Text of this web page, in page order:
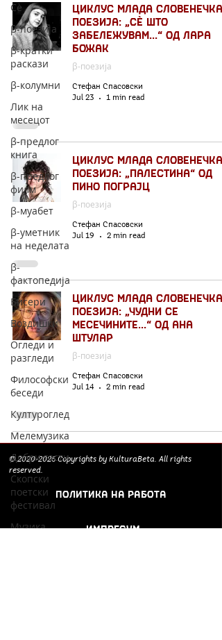
Сè
β-поезија
β-кратки
раскази
β-колумни
Лик на
месецот
β-предлог
книга
β-предлог
филм
β-муабет
β-уметник
на неделата
β-
фактопедија
Бисери
Воздишки
Огледи и
разгледи
Философски
беседи
Културоглед
Мелемузика
Добри гости
Скопски
поетски
фестивал
Музика
Циклус млада словенечка
поезија: „Сѐ што
забележувам...“ од Лара
Божак
β-поезија
Стефан Спасовски
Jul 23
1 min read
Циклус млада словенечка
поезија: „Палестина“ од
Пино Пограјц
β-поезија
Стефан Спасовски
Jul 19
2 min read
Циклус млада словенечка
поезија: „Чудни се
месечините...“ од Ана
Штулар
β-поезија
Стефан Спасовски
Jul 14
2 min read
©2020-2026Copyrights by KulturaBeta. All rights
reserved.
ПОЛИТИКА НА РАБОТА
ИМПРЕСУМ